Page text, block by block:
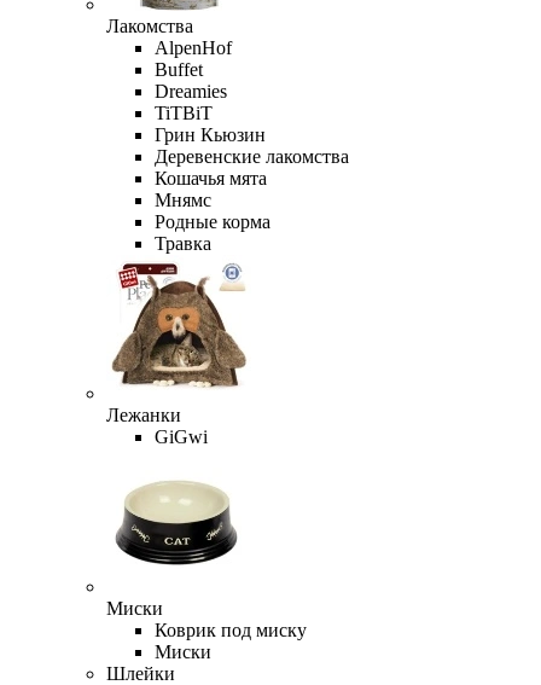
Лакомства
AlpenHof
Buffet
Dreamies
TiTBiT
Грин Кьюзин
Деревенские лакомства
Кошачья мята
Мнямс
Родные корма
Травка
Лежанки
GiGwi
Миски
Коврик под миску
Миски
Шлейки